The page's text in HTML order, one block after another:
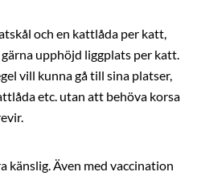
och en kattlåda per katt,
upphöjd liggplats per katt.
vill kunna gå till sina platser,
etc. utan att behöva korsa
känslig. Även med vaccination